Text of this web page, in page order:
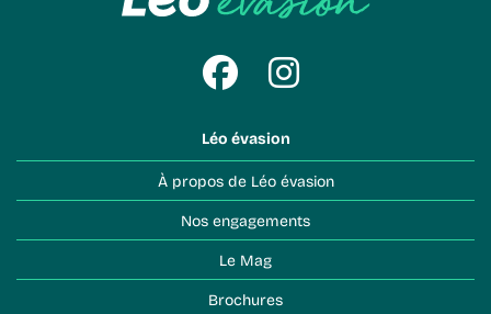
Léo évasion
À propos de Léo évasion
Nos engagements
Le Mag
Brochures